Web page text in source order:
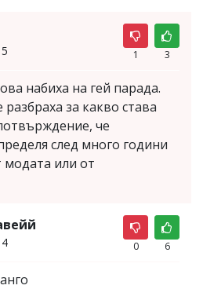
1 3
набиха на гей парада.
за какво става
че
след много години
модата или от
0 6